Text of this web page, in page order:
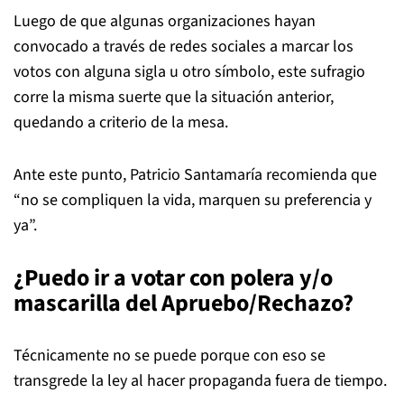
Luego de que algunas organizaciones hayan
convocado a través de redes sociales a marcar los
votos con alguna sigla u otro símbolo, este sufragio
corre la misma suerte que la situación anterior,
quedando a criterio de la mesa.
Ante este punto, Patricio Santamaría recomienda que
“no se compliquen la vida, marquen su preferencia y
ya”.
¿Puedo ir a votar con polera y/o
mascarilla del Apruebo/Rechazo?
Técnicamente no se puede porque con eso se
transgrede la ley al hacer propaganda fuera de tiempo.